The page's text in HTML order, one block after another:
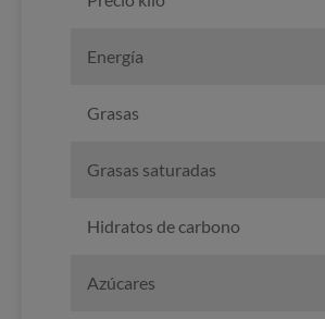
Energía
Grasas
Grasas saturadas
Hidratos de carbono
Azúcares